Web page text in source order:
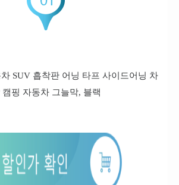
SUV 흡착판 어닝 타프 사이드어닝 차
캠핑 자동차 그늘막, 블랙